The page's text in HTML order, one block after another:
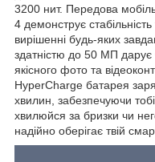
3200 нит. Передова
4 демонструє
вирішенні будь-яких
здатністю до 50 МП дарує
якісного фото та
HyperCharge батарея
хвилин, забезпечуючи
хвилюйся за бризки чи
надійно оберігає твій